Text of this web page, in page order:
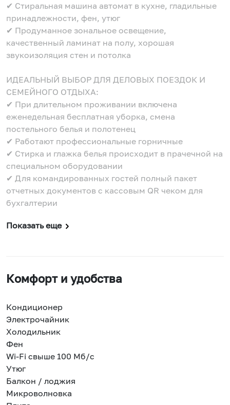
✔ Стиральная машина автомат в кухне, гладильные
принадлежности, фен, утюг
✔ Продуманное зональное освещение,
качественный ламинат на полу, хорошая
звукоизоляция стен и потолка
ИДЕАЛЬНЫЙ ВЫБОР ДЛЯ ДЕЛОВЫХ ПОЕЗДОК И
СЕМЕЙНОГО ОТДЫХА:
✔ При длительном проживании включена
еженедельная бесплатная уборка, смена
постельного белья и полотенец
✔ Работают профессиональные горничные
✔ Стирка и глажка белья происходит в прачечной на
специальном оборудовании
✔ Для командированных гостей полный пакет
отчетных документов с кассовым QR чеком для
бухгалтерии
Показать еще
Комфорт и удобства
Кондиционер
Электрочайник
Холодильник
Фен
Wi-Fi свыше 100 Мб/с
Утюг
Балкон / лоджия
Микроволновка